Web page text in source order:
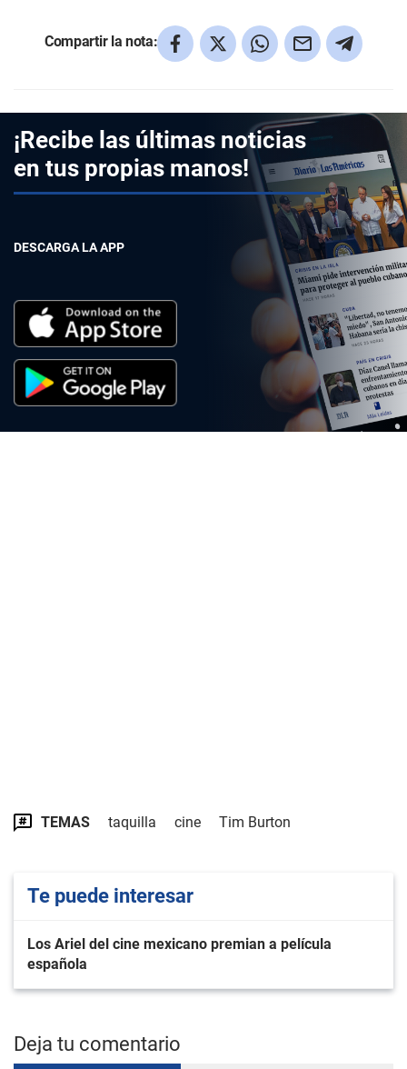
Compartir la nota:
¡Recibe las últimas noticias
en tus propias manos!
DESCARGA LA APP
TEMAS taquilla cine Tim Burton
Te puede interesar
Los Ariel del cine mexicano premian a película
española
Deja tu comentario